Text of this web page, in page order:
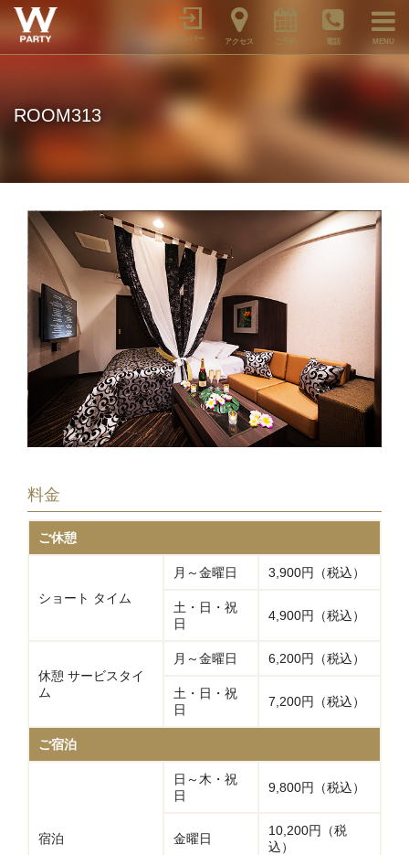
メンバー アクセス 電話 MENU
ROOM313
料金
ご休憩
ショート タイム
月～金曜日 3,900円（税込）
土・日・祝
日
4,900円（税込）
休憩 サービスタイ
ム
月～金曜日 6,200円（税込）
土・日・祝
日
7,200円（税込）
ご宿泊
宿泊
日～木・祝
日
9,800円（税込）
金曜日
10,200円（税
込）